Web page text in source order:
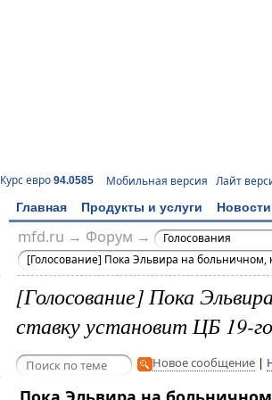
Курс евро 94.0585 Мобильная версия Лайт
Главная Продукты и услуги Новости
mfd.ru → Форум →
Голосования
[Голосование] Пока Эльвира на больничном,
[Голосование] Пока
ставку установит ЦБ 19-
Новое сообщение|